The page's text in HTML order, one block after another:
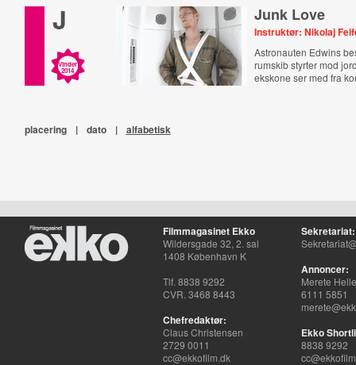
J
Vinder
2014
Junk Love
Instruktør: Nikolaj
Astronauten Edwins
rumskib styrter mod
ekskone ser med fra
placering | dato | alfabetisk
Filmmagasinet Ekko
Wildersgade 32, 2. sal
1408 København K
Tlf. 8838 9292
CVR. 3468 8443
Chefredaktør:
Claus Christensen
2729 0011
cc@ekkofilm.dk
Sekretariat:
Annoncer:
Merete
6111 5851
Ekko
8838 9292